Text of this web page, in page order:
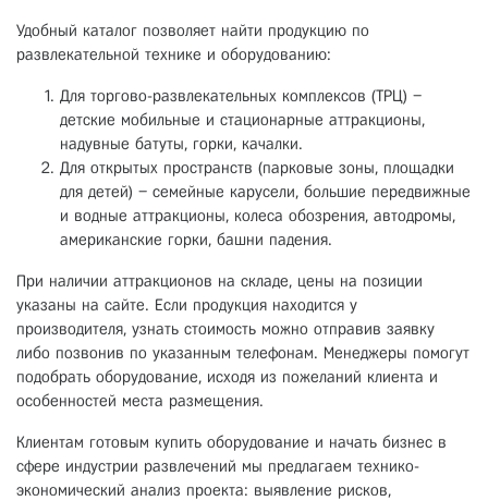
Удобный каталог позволяет найти продукцию по
развлекательной технике и оборудованию:
Для торгово-развлекательных комплексов (ТРЦ) –
детские мобильные и стационарные аттракционы,
надувные батуты, горки, качалки.
Для открытых пространств (парковые зоны, площадки
для детей) – семейные карусели, большие передвижные
и водные аттракционы, колеса обозрения, автодромы,
американские горки, башни падения.
При наличии аттракционов на складе, цены на позиции
указаны на сайте. Если продукция находится у
производителя, узнать стоимость можно отправив заявку
либо позвонив по указанным телефонам. Менеджеры помогут
подобрать оборудование, исходя из пожеланий клиента и
особенностей места размещения.
Клиентам готовым купить оборудование и начать бизнес в
сфере индустрии развлечений мы предлагаем технико-
экономический анализ проекта: выявление рисков,